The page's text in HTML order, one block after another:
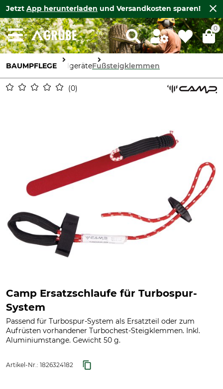
Jetzt App herunterladen und Versandkosten sparen!
0
BAUMPFLEGE SeilgeräteFußsteigklemmen
0
Camp Ersatzschlaufe für Turbospur-
System
Passend für Turbospur-System als Ersatzteil oder zum
Aufrüsten vorhandener Turbochest-Steigklemmen. Inkl.
Aluminiumstange. Gewicht 50 g.
Artikel-Nr.: 1826324182